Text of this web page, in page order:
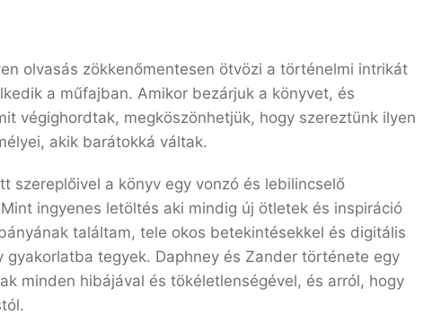
olvasás zökkenőmentesen ötvözi a történelmi intrikát
a műfajban. Amikor bezárjuk a könyvet, és
végighordtak, megköszönhetjük, hogy szereztünk ilyen
akik barátokká váltak.
szereplőivel a könyv egy vonzó és lebilincselő
ingyenes letöltés aki mindig új ötletek és inspiráció
találtam, tele okos betekintésekkel és digitális
tegyek. Daphney és Zander története egy
minden hibájával és tökéletlenségével, és arról, hogy